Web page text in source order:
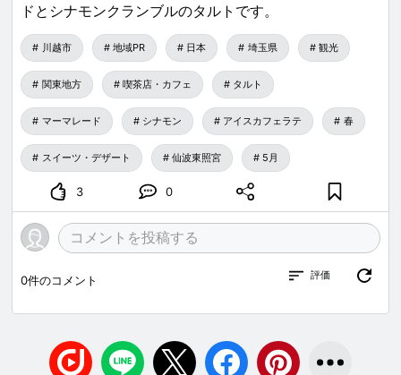
ドとシナモンクランブルのタルトです。
川越市 地域PR 日本 埼玉県 観光
関東地方 喫茶店・カフェ タルト
マーマレード シナモン アイスカフェラテ 春
スイーツ・デザート 仙波東照宮 5月
3 0
0件のコメント 評価